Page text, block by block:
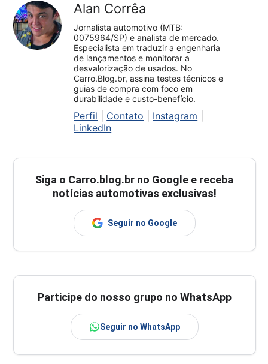
Alan Corrêa
Jornalista automotivo (MTB:
0075964/SP) e analista de mercado.
Especialista em traduzir a engenharia
de lançamentos e monitorar a
desvalorização de usados. No
Carro.Blog.br, assina testes técnicos e
guias de compra com foco em
durabilidade e custo-benefício.
Perfil Contato Instagram
LinkedIn
Siga o Carro.blog.br no Google e receba
notícias automotivas exclusivas!
Seguir no Google
Participe do nosso grupo no WhatsApp
Seguir no WhatsApp